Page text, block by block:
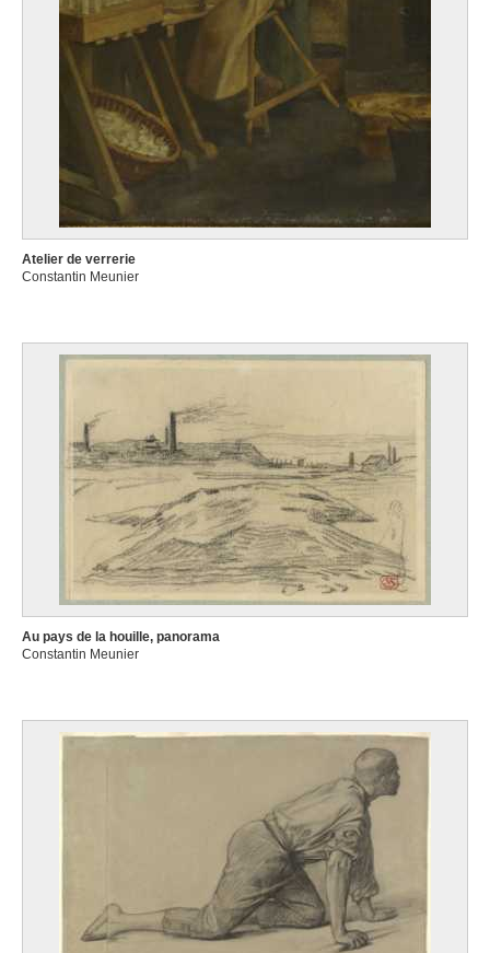
Atelier de verrerie
Constantin Meunier
Au pays de la houille, panorama
Constantin Meunier